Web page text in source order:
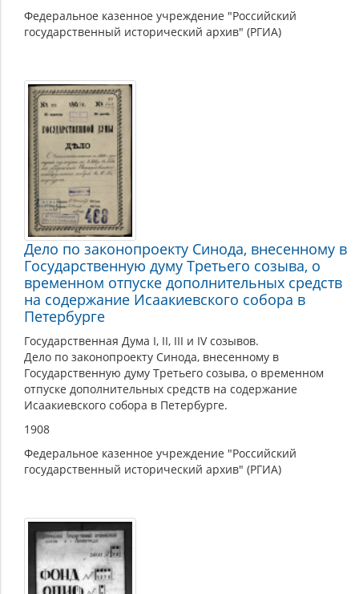
Федеральное казенное учреждение "Российский
государственный исторический архив" (РГИА)
Дело по законопроекту Синода, внесенному в
Государственную думу Третьего созыва, о
временном отпуске дополнительных средств
на содержание Исаакиевского собора в
Петербурге
Государственная Дума I, II, III и IV созывов.
Дело по законопроекту Синода, внесенному в
Государственную думу Третьего созыва, о временном
отпуске дополнительных средств на содержание
Исаакиевского собора в Петербурге.
1908
Федеральное казенное учреждение "Российский
государственный исторический архив" (РГИА)